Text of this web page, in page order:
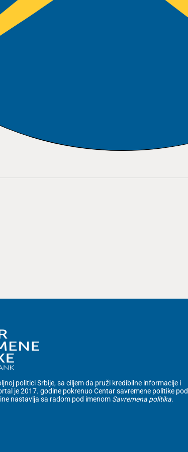
politici Srbije, sa ciljem da pruži kredibilne informacije i
je 2017. godine pokrenuo Centar savremene politike pod
nastavlja sa radom pod imenom Savremena politika.